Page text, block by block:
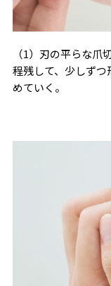
（1）刃の平らな
程残して、少しず
めていく。